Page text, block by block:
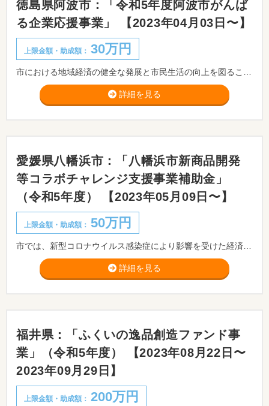
徳島県阿波市：「令和5年度阿波市がんば
る企業応援事業」 【2023年04月03日〜】
上限金額・助成額： 30万円
詳細を見る
愛媛県八幡浜市：「八幡浜市新商品開発
等コラボチャレンジ支援事業補助金」
（令和5年度） 【2023年05月09日〜】
上限金額・助成額： 50万円
詳細を見る
福井県：「ふくいの逸品創造ファンド事
業」（令和5年度） 【2023年08月22日〜
2023年09月29日】
上限金額・助成額： 200万円